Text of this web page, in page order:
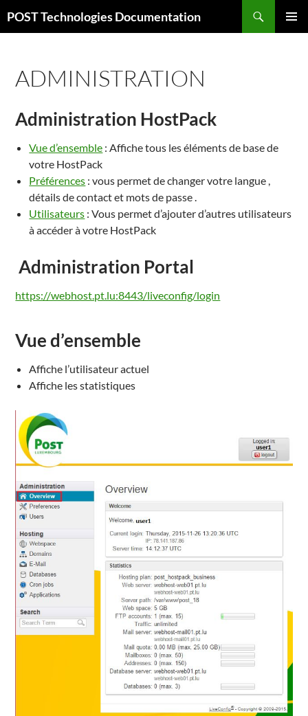
auPOST Technologies Documentation
ADMINISTRATION
Administration HostPack
Vue d’ensemble : Affiche tous les éléments de base de
votre HostPack
Préférences : vous permet de changer votre langue ,
détails de contact et mots de passe .
Utilisateurs : Vous permet d’ajouter d’autres utilisateurs
à accéder à votre HostPack
Administration Portal
https://webhost.pt.lu:8443/liveconfig/login
Vue d’ensemble
Affiche l’utilisateur actuel
Affiche les statistiques